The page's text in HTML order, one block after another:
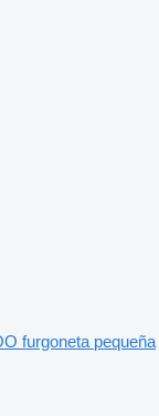
furgoneta pequeña